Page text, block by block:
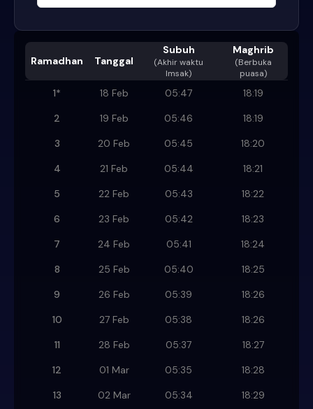
Ramadhan Tanggal
Subuh
(Akhir waktu
Imsak)
Maghrib
(Berbuka
puasa)
1* 18 Feb 05:47
18:19
2
19 Feb 05:46
18:19
3
20 Feb 05:45
18:20
4
21 Feb 05:44
18:21
5
22 Feb 05:43
18:22
6
23 Feb 05:42
18:23
7
24 Feb 05:41
18:24
8
25 Feb 05:40
18:25
9
26 Feb 05:39
18:26
10
27 Feb 05:38
18:26
11
28 Feb 05:37
18:27
12
01 Mar 05:35
18:28
13
02 Mar 05:34
18:29